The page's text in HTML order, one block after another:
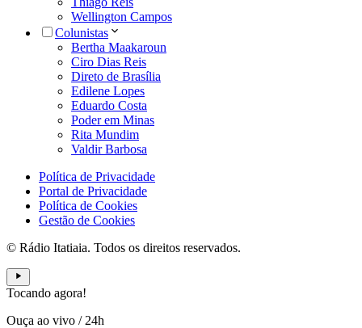
Wellington Campos
Colunistas
Bertha Maakaroun
Ciro Dias Reis
Direto de Brasília
Edilene Lopes
Eduardo Costa
Poder em Minas
Rita Mundim
Valdir Barbosa
Política de Privacidade
Portal de Privacidade
Política de Cookies
Gestão de Cookies
© Rádio Itatiaia. Todos os direitos reservados.
Tocando agora!
Ouça ao vivo / 24h